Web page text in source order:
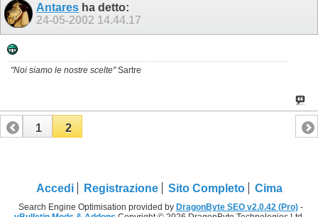
Antares ha detto:
24-05-2002 14.44.17
"Noi siamo le nostre scelte"Sartre
1 2
Accedi Registrazione Sito Completo Cima
Search Engine Optimisation provided by DragonByte SEO v2.0.42 (Pro)-